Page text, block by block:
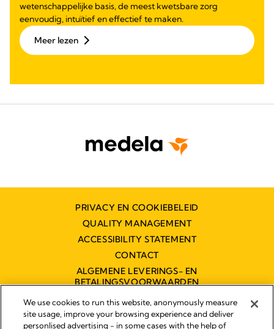
wetenschappelijke basis, de meest kwetsbare zorg
eenvoudig, intuïtief en effectief te maken.
Meer lezen
PRIVACY EN COOKIEBELEID
QUALITY MANAGEMENT
ACCESSIBILITY STATEMENT
CONTACT
ALGEMENE LEVERINGS- EN
BETALINGSVOORWAARDEN
TOEGANKELIJKHEIDSVERKLARING
We use cookies to run this website, anonymously measure
site usage, improve your browsing experience and deliver
personlised advertising - in some cases with the help of